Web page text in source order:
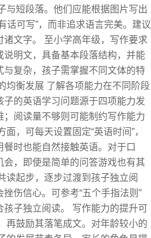
与短段落。他们应能根据图片写出
话可写”，而非追求语言完美。建议
文字。 至小学高年级，写作要求
明文，具备基本段落结构，并能
复杂，孩子需掌握不同文体的特
均衡发展 了解各项能力在不同阶段
的英语学习问题源于四项能力发
阅读量不够则可能制约写作能力
，可每天设置固定“英语时间”，
时也能自然接触英语。对于口
，即使是简单的问答游戏也有其
读起步，逐步过渡到孩子独立阅
伤信心。可参考“五个手指法则”
子独立阅读。 写作能力的提升可
再鼓励其落笔成文。对年龄较小的